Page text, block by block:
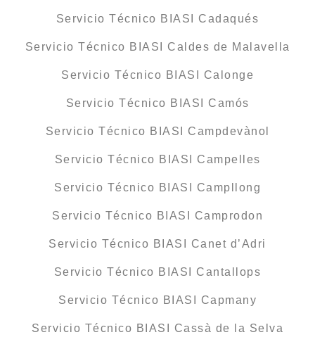
Servicio Técnico BIASI Cadaqués
Servicio Técnico BIASI Caldes de Malavella
Servicio Técnico BIASI Calonge
Servicio Técnico BIASI Camós
Servicio Técnico BIASI Campdevànol
Servicio Técnico BIASI Campelles
Servicio Técnico BIASI Campllong
Servicio Técnico BIASI Camprodon
Servicio Técnico BIASI Canet d’Adri
Servicio Técnico BIASI Cantallops
Servicio Técnico BIASI Capmany
Servicio Técnico BIASI Cassà de la Selva